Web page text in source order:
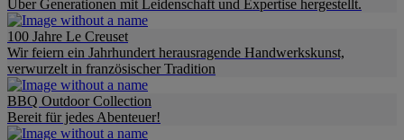
Über Generationen mit Leidenschaft und Expertise hergestellt.
100 Jahre Le Creuset
Wir feiern ein Jahrhundert herausragende Handwerkskunst,
verwurzelt in französischer Tradition
BBQ Outdoor Collection
Bereit für jedes Abenteuer!